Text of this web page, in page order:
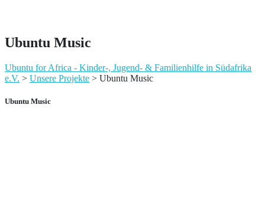
Ubuntu Music
Ubuntu for Africa - Kinder-, Jugend- & Familienhilfe in Südafrika
e.V. > Unsere Projekte > Ubuntu Music
Ubuntu Music